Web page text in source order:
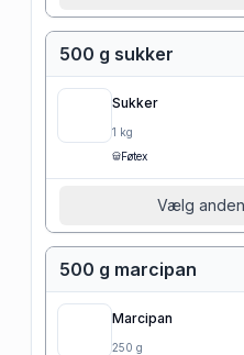
500 g sukker
Sukker
1 kg
Føtex
Vælg
500 g marcipan
Marcipan
250 g